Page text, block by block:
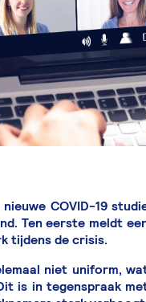
COVID-19
Ten eerste meldt
tijdens de crisis.
niet uniform,
is in tegenspraak